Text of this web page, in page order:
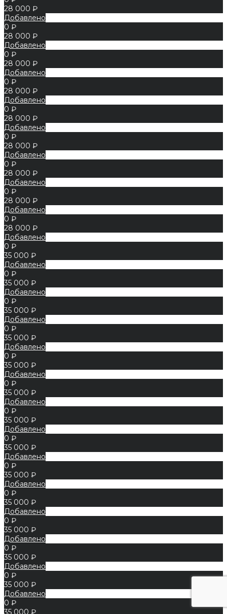
28 000 ₽
Добавлено
0 ₽
28 000 ₽
Добавлено
0 ₽
28 000 ₽
Добавлено
0 ₽
28 000 ₽
Добавлено
0 ₽
28 000 ₽
Добавлено
0 ₽
28 000 ₽
Добавлено
0 ₽
28 000 ₽
Добавлено
0 ₽
28 000 ₽
Добавлено
0 ₽
28 000 ₽
Добавлено
0 ₽
35 000 ₽
Добавлено
0 ₽
35 000 ₽
Добавлено
0 ₽
35 000 ₽
Добавлено
0 ₽
35 000 ₽
Добавлено
0 ₽
35 000 ₽
Добавлено
0 ₽
35 000 ₽
Добавлено
0 ₽
35 000 ₽
Добавлено
0 ₽
35 000 ₽
Добавлено
0 ₽
35 000 ₽
Добавлено
0 ₽
35 000 ₽
Добавлено
0 ₽
35 000 ₽
Добавлено
0 ₽
35 000 ₽
Добавлено
0 ₽
35 000 ₽
Добавлено
0 ₽
35 000 ₽